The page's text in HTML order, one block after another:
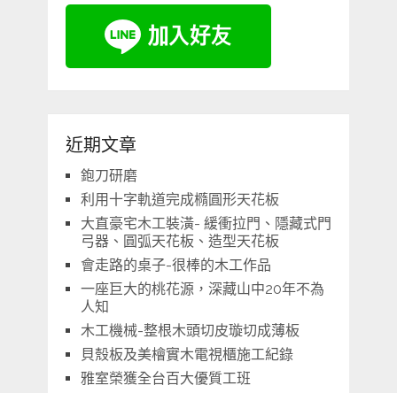
近期文章
鉋刀研磨
利用十字軌道完成橢圓形天花板
大直豪宅木工裝潢- 緩衝拉門、隱藏式門
弓器、圓弧天花板、造型天花板
會走路的桌子-很棒的木工作品
一座巨大的桃花源，深藏山中20年不為
人知
木工機械-整根木頭切皮璇切成薄板
貝殼板及美檜實木電視櫃施工紀錄
雅室榮獲全台百大優質工班